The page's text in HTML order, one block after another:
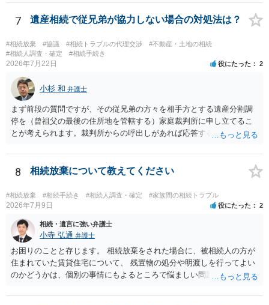
方の訴訟の主張及び立証次第ですが、 ・御祖母様の認知能力に関する
医師の意見書、筆跡鑑定 が提出されればその効力が否定される可能性
はありますが、 ・伯母様自身が分割協議に加わっていること ・御祖母
様の意に反する遺産分割協議を行う実益が誰にあったかの立証が困難
であること からすると、実際に遺産分割協議の効力が否定される可能
性はそれほど高くない（立証のハードルは非常に高い）ということが
言えると思います。
7 遺産相続で従兄弟が協力しない場合の対処法は？
#相続放棄 #協議 #相続トラブルの代理交渉
#不動産・土地の相続
#相続人調査・確定
#相続手続き
2026年7月22日 役にたった 2
小杉 和 弁護士
まず前段の質問ですが、その従兄弟の方々を相手方とする遺産分割調
停を（曾祖父の最後の住所地を管轄する）家庭裁判所に申し立てるこ
とが考えられます。裁判所からの呼出しがあれば応答する可能性がま
能と思われます。時間が思った以上にないので必要書類をてきぱきと
揃える必要があります。その点是非御注意ください。
8 相続放棄について教えてください
#相続放棄 #相続手続き #相続人調査・確定 #家族間の相続トラブル
2026年7月9日 役にたった 2
相続・遺言に強い弁護士
小寺 弘通 弁護士
お困りのことと存じます。 相続放棄をされた場合に、被相続人の方が
住まれていた賃貸住宅について、 残置物の処分や明渡しを行ってよい
のかどうかは、個別の事情にもよるところで悩ましい問題です。 相続
場合、 「相続財産を処分」したと評価され、相続放棄が無効となるリ